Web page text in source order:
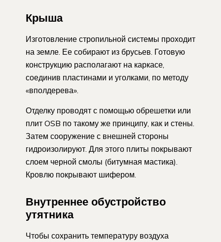
Крыша
Изготовление стропильной системы проходит
на земле. Ее собирают из брусьев. Готовую
конструкцию располагают на каркасе,
соединив пластинами и уголками, по методу
«вполдерева».
Отделку проводят с помощью обрешетки или
плит OSB по такому же принципу, как и стены.
Затем сооружение с внешней стороны
гидроизолируют. Для этого плиты покрывают
слоем черной смолы (битумная мастика).
Кровлю покрывают шифером.
Внутреннее обустройство
утятника
Чтобы сохранить температуру воздуха